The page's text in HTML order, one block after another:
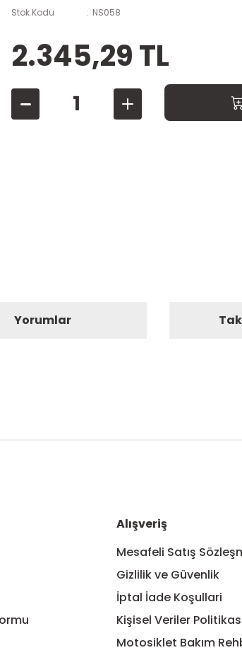
Stok Kodu
NS058
2.345,29 TL
Yorumlar
Alışveriş
Mesafeli Satış
Gizlilik ve Güvenlik
İptal İade Koşullari
Kişisel Veriler
Motosiklet Bakım